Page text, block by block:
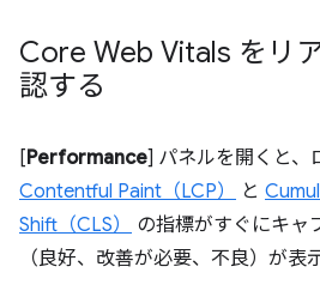
Core Web Vitals をリ
認する
[Performance] パネルを開くと、
Contentful Paint（LCP）
と
Shift（CLS）
の指標がすぐにキャ
（良好、改善が必要、不良）が表